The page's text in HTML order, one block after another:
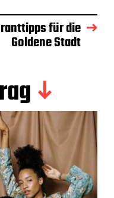
für die
Goldene Stadt